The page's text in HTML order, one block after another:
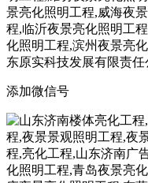
添加微信号